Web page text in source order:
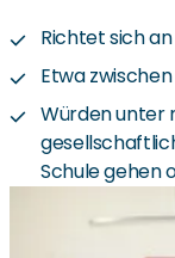
Richtet sich
Etwa
Würden unter
Schule gehen